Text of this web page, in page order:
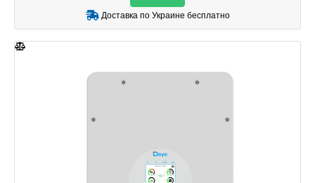
Доставка по Украине бесплатно